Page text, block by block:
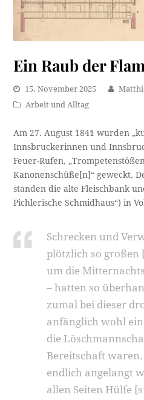
Ein Raub der
15. November 2025
Arbeit und Alltag
Am 27. August 1841 wurden
Innsbruckerinnen und
Feuer-Rufen,
Kanonenschüße[n]“ geweckt.
standen die alte Fleischbank
Pichlerische Schmidhaus“) in
Schrecken und
plötzlich so großen
um die
– hatten so
zumal bei dieser
anfänglich wohl
die
Bereitschaft
endlich angelangt
allen Seiten Hülfe